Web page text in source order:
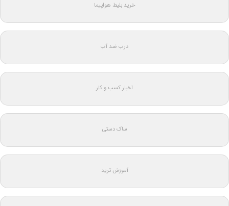
خرید بلیط هواپیما
درب ضد آب
اخبار کسب و کار
ساک دستی
آموزش ترید